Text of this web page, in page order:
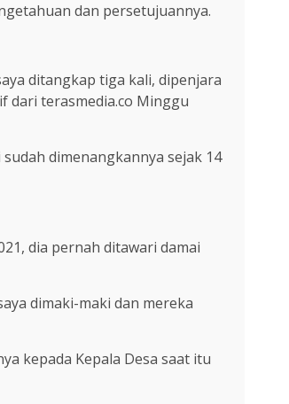
dan persetujuannya.
ditangkap tiga kali, dipenjara
dari terasmedia.co Minggu
dimenangkannya sejak 14
dia pernah ditawari damai
dimaki-maki dan mereka
kepada Kepala Desa saat itu